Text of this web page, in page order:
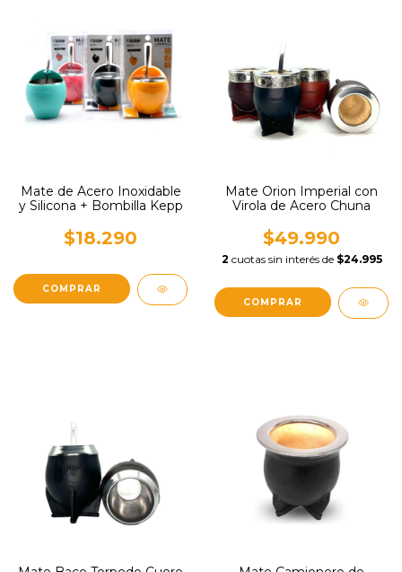
Mate de Acero Inoxidable
y Silicona + Bombilla Kepp
$18.290
Mate Orion Imperial con
Virola de Acero Chuna
$49.990
2 cuotas sin interés de $24.995